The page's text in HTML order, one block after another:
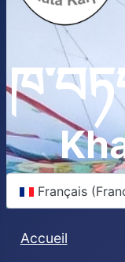
Sélectionnez votre
Français
Accueil